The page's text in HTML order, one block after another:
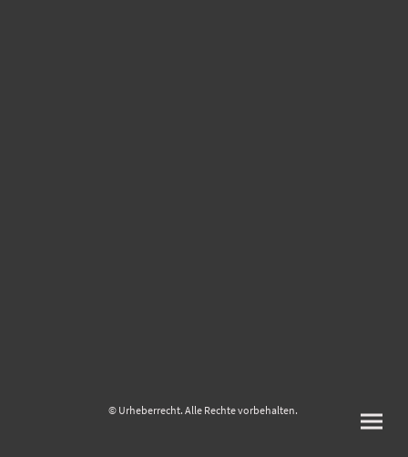
© Urheberrecht. Alle Rechte vorbehalten.